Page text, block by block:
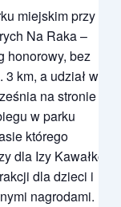
miejskim przy
Na Raka –
honorowy, bez
3 km, a udział w
na stronie
w parku
którego
dla Izy Kawałko.
dla dzieci i
nagrodami.